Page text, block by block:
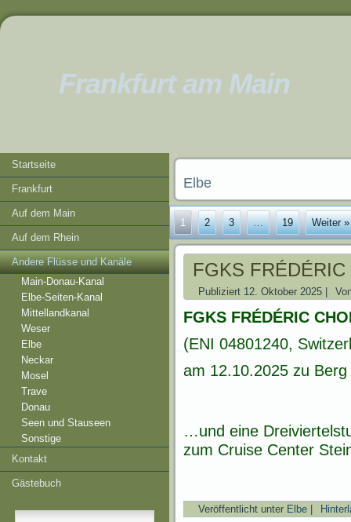
Frankfurt am Main
Startseite
Frankfurt
Auf dem Main
Auf dem Rhein
Andere Flüsse und Kanäle
Main-Donau-Kanal
Elbe-Seiten-Kanal
Mittellandkanal
Weser
Elbe
Neckar
Mosel
Trave
Donau
Seen und Stauseen
Sonstige
Kontakt
Gästebuch
Elbe
1 2 3 … 19 Weiter »
FGKS
Publiziert 12. Oktober 2025
FGKS FRÉDÉRIC
(ENI 04801240,
am 12.10.2025 zu
…und eine
zum Cruise Center
Veröffentlicht unter Elbe